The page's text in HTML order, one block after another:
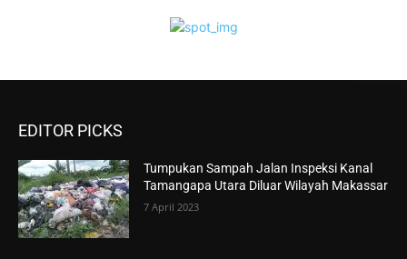
EDITOR PICKS
Tumpukan Sampah Jalan Inspeksi Kanal
Tamangapa Utara Diluar Wilayah Makassar
7 April 2023